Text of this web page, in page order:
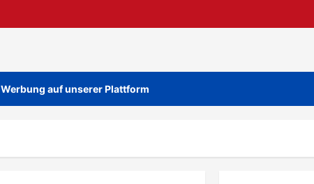
Werbung auf unserer Plattform